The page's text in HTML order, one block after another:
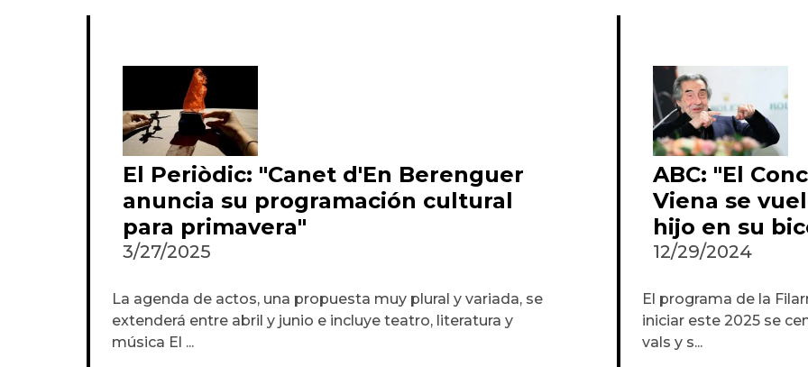
El Periòdic: "Canet d'En Berenguer
anuncia su programación cultural
para primavera"
3/27/2025
La agenda de actos, una propuesta muy plural y variada, se
extenderá entre abril y junio e incluye teatro, literatura y
música El ...
ABC: "El
Viena se
hijo en su
12/29/2024
El programa de la
iniciar este 2025 se
vals y s...